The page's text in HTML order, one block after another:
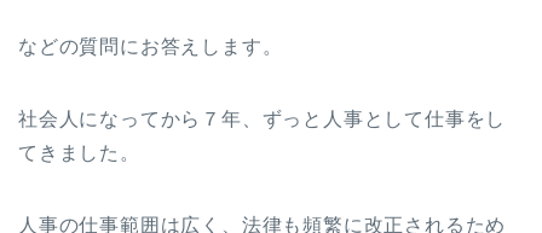
などの質問にお答えします。
社会人になってから７年、ずっと人事として仕事をし
てきました。
人事の仕事範囲は広く、法律も頻繁に改正されるため